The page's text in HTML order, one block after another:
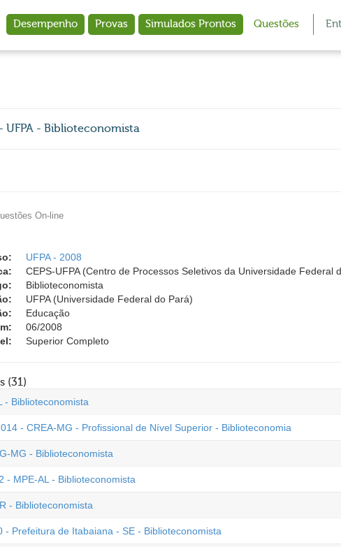
Desempenho Provas Simulados Prontos Questões
UFPA - Biblioteconomista
On-line
UFPA - 2008
CEPS-UFPA (Centro de Processos Seletivos da Universidade Federal
Biblioteconomista
UFPA (Universidade Federal do Pará)
Educação
06/2008
Superior Completo
(31)
- Biblioteconomista
- CREA-MG - Profissional de Nível Superior - Biblioteconomia
MG - Biblioteconomista
- MPE-AL - Biblioteconomista
- Biblioteconomista
- Prefeitura de Itabaiana - SE - Biblioteconomista